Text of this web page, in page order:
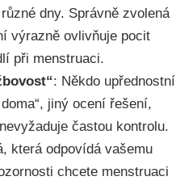
dny. Správně zvolená
výrazně ovlivňuje pocit
při menstruaci.
: Někdo upřednostní
jiný ocení řešení,
častou kontrolu.
která odpovídá vašemu
chcete menstruaci